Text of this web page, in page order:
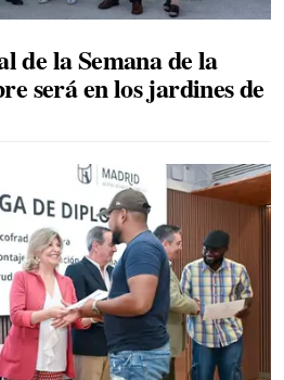
de la Semana de la
será en los jardines de